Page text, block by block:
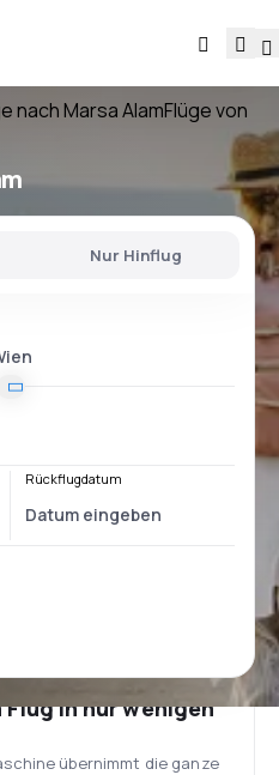
nach Marsa AlamFlüge von
Nur Hinflug
Rückflugdatum
Flug in nur wenigen
übernimmt die ganze